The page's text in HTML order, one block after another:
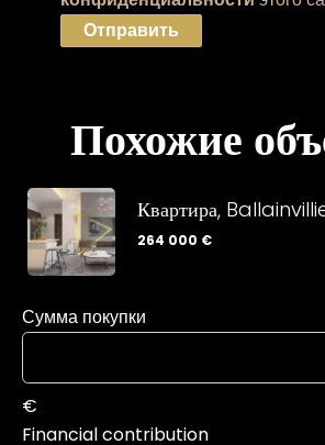
Отправить
Похожие
Квартира,
264 000 €
Сумма покупки
€
Financial contribution